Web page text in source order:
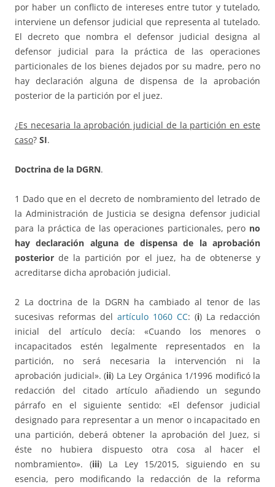
por haber un conflicto de intereses entre tutor y tutelado,
interviene un defensor judicial que representa al tutelado.
El decreto que nombra el defensor judicial designa al
defensor judicial para la práctica de las operaciones
particionales de los bienes dejados por su madre, pero no
hay declaración alguna de dispensa de la aprobación
posterior de la partición por el juez.
¿Es necesaria la aprobación judicial de la partición en este
caso? SI.
Doctrina de la DGRN.
1 Dado que en el decreto de nombramiento del letrado de
la Administración de Justicia se designa defensor judicial
para la práctica de las operaciones particionales, pero no
hay declaración alguna de dispensa de la aprobación
posterior de la partición por el juez, ha de obtenerse y
acreditarse dicha aprobación judicial.
2 La doctrina de la DGRN ha cambiado al tenor de las
sucesivas reformas del artículo 1060 CC: (i) La redacción
inicial del artículo decía: «Cuando los menores o
incapacitados estén legalmente representados en la
partición, no será necesaria la intervención ni la
aprobación judicial». (ii) La Ley Orgánica 1/1996 modificó la
redacción del citado artículo añadiendo un segundo
párrafo en el siguiente sentido: «El defensor judicial
designado para representar a un menor o incapacitado en
una partición, deberá obtener la aprobación del Juez, si
éste no hubiera dispuesto otra cosa al hacer el
nombramiento». (iii) La Ley 15/2015, siguiendo en su
esencia, pero modificando la redacción de la reforma